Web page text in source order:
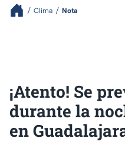
Clima Nota
¡Atento! Se
durante la
en